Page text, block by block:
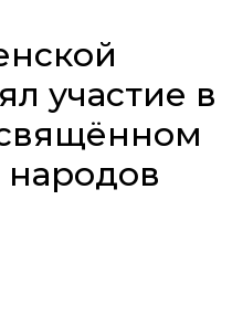
участие в
народов